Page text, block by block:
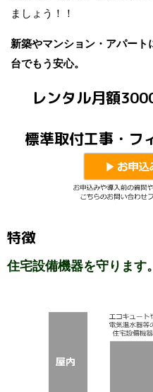
ましょう！！
新築やマンション・アパート
台でもう安心。
レンタル月額
標準取付工事・フ
特徴
住宅設備機器を守ります。